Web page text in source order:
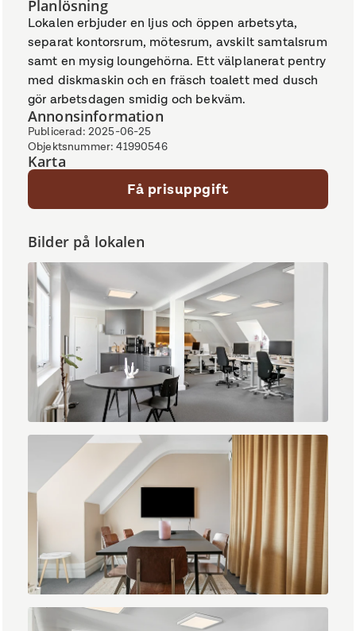
Planlösning
Lokalen erbjuder en ljus och öppen arbetsyta,
separat kontorsrum, mötesrum, avskilt samtalsrum
samt en mysig loungehörna. Ett välplanerat pentry
med diskmaskin och en fräsch toalett med dusch
gör arbetsdagen smidig och bekväm.
Annonsinformation
Publicerad: 2025-06-25
Objektsnummer:41990546
Karta
Få prisuppgift
Bilder på lokalen
IMG_0631.jpg
IMG_0617.jpg